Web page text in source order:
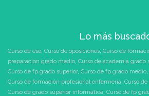
Lo más
Curso de eso, Curso de oposiciones, Curso de
preparacion grado medio, Curso de academia grado
Curso de fp grado superior, Curso de fp grado medio,
Curso de formación profesional enfermeria, Curso
Curso de grado superior informatica, Curso de fp